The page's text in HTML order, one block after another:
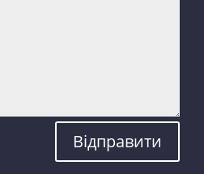
Відправити